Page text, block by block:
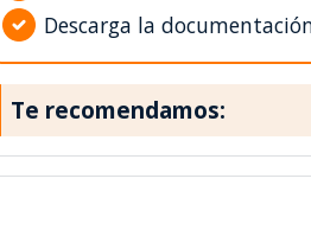
Descarga la
Te recomendamos: